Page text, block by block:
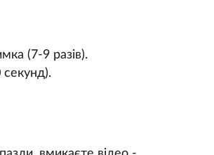
(7-9 разів).
секунд).